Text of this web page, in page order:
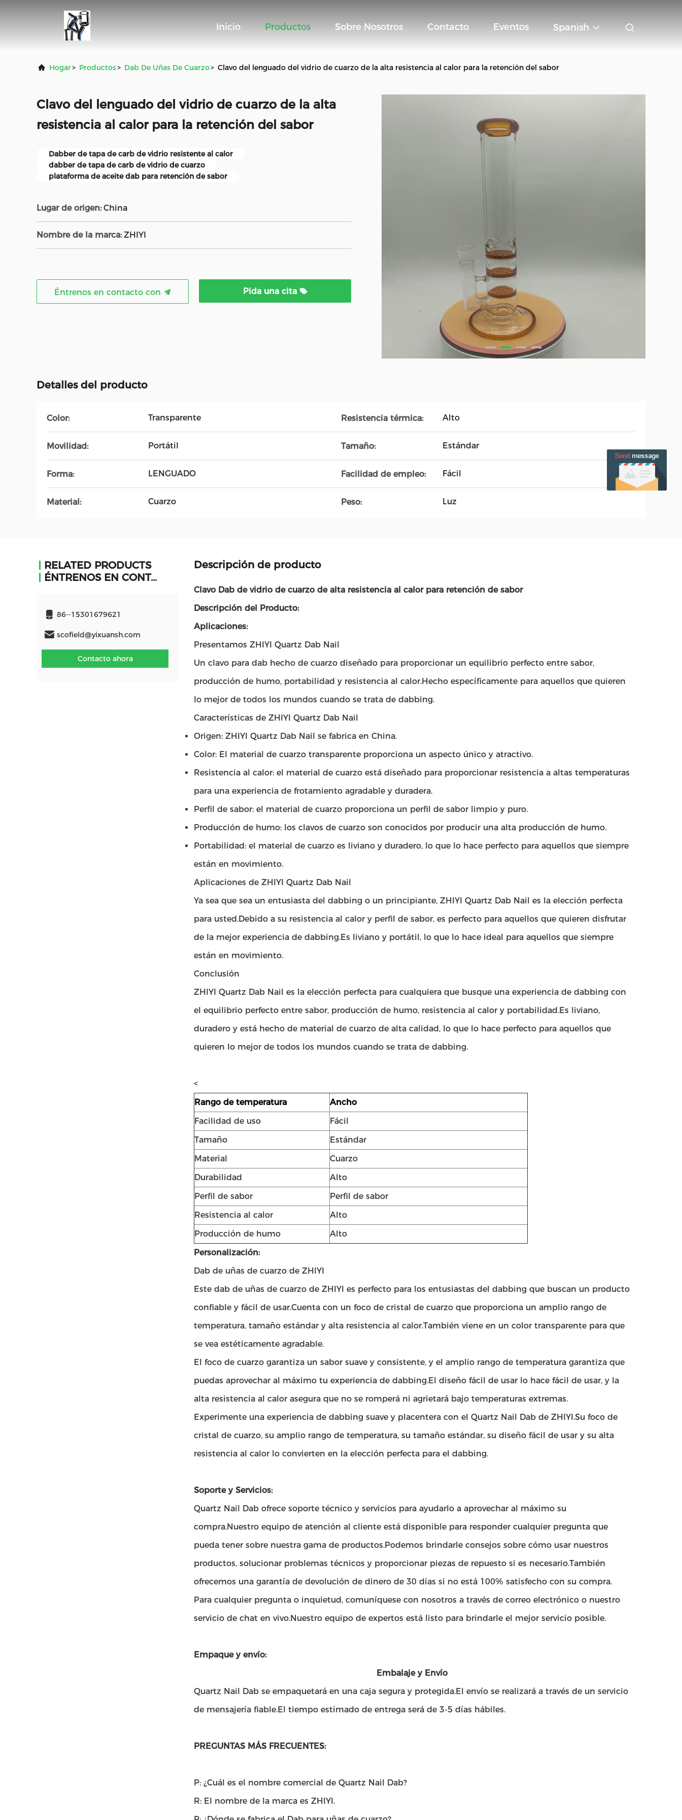
Inicio Productos Sobre Nosotros Contacto Eventos Spanish
Hogar> Productos> Dab De Uñas De Cuarzo> Clavo del lenguado del vidrio de cuarzo de la alta resistencia al calor para la retención del sabor
Clavo del lenguado del vidrio de cuarzo de la alta
resistencia al calor para la retención del sabor
Dabber de tapa de carb de vidrio resistente al calor
dabber de tapa de carb de vidrio de cuarzo
plataforma de aceite dab para retención de sabor
Lugar de origen: China
Nombre de la marca: ZHIYI
Éntrenos en contacto con Pida una cita
Detalles del producto
Color: Transparente Resistencia térmica: Alto
Movilidad: Portátil Tamaño: Estándar
Forma: LENGUADO Facilidad de empleo: Fácil
Material: Cuarzo Peso: Luz
RELATED PRODUCTS
ÉNTRENOS EN CONTACTO CON
86--15301679621
scofield@yixuansh.com
Contacto ahora
Descripción de producto
Clavo Dab de vidrio de cuarzo de alta resistencia al calor para retención de sabor
Descripción del Producto:
Aplicaciones:
Presentamos ZHIYI Quartz Dab Nail
Un clavo para dab hecho de cuarzo diseñado para proporcionar un equilibrio perfecto entre sabor,
producción de humo, portabilidad y resistencia al calor.Hecho específicamente para aquellos que quieren
lo mejor de todos los mundos cuando se trata de dabbing.
Características de ZHIYI Quartz Dab Nail
Origen: ZHIYI Quartz Dab Nail se fabrica en China.
Color: El material de cuarzo transparente proporciona un aspecto único y atractivo.
Resistencia al calor: el material de cuarzo está diseñado para proporcionar resistencia a altas temperaturas
para una experiencia de frotamiento agradable y duradera.
Perfil de sabor: el material de cuarzo proporciona un perfil de sabor limpio y puro.
Producción de humo: los clavos de cuarzo son conocidos por producir una alta producción de humo.
Portabilidad: el material de cuarzo es liviano y duradero, lo que lo hace perfecto para aquellos que siempre
están en movimiento.
Aplicaciones de ZHIYI Quartz Dab Nail
Ya sea que sea un entusiasta del dabbing o un principiante, ZHIYI Quartz Dab Nail es la elección perfecta
para usted.Debido a su resistencia al calor y perfil de sabor, es perfecto para aquellos que quieren disfrutar
de la mejor experiencia de dabbing.Es liviano y portátil, lo que lo hace ideal para aquellos que siempre
están en movimiento.
Conclusión
ZHIYI Quartz Dab Nail es la elección perfecta para cualquiera que busque una experiencia de dabbing con
el equilibrio perfecto entre sabor, producción de humo, resistencia al calor y portabilidad.Es liviano,
duradero y está hecho de material de cuarzo de alta calidad, lo que lo hace perfecto para aquellos que
quieren lo mejor de todos los mundos cuando se trata de dabbing.
<
Rango de temperatura
Ancho
Facilidad de uso
Fácil
Tamaño
Estándar
Material
Cuarzo
Durabilidad
Alto
Perfil de sabor
Perfil de sabor
Resistencia al calor
Alto
Producción de humo
Alto
Personalización:
Dab de uñas de cuarzo de ZHIYI
Este dab de uñas de cuarzo de ZHIYI es perfecto para los entusiastas del dabbing que buscan un producto
confiable y fácil de usar.Cuenta con un foco de cristal de cuarzo que proporciona un amplio rango de
temperatura, tamaño estándar y alta resistencia al calor.También viene en un color transparente para que
se vea estéticamente agradable.
El foco de cuarzo garantiza un sabor suave y consistente, y el amplio rango de temperatura garantiza que
puedas aprovechar al máximo tu experiencia de dabbing.El diseño fácil de usar lo hace fácil de usar, y la
alta resistencia al calor asegura que no se romperá ni agrietará bajo temperaturas extremas.
Experimente una experiencia de dabbing suave y placentera con el Quartz Nail Dab de ZHIYI.Su foco de
cristal de cuarzo, su amplio rango de temperatura, su tamaño estándar, su diseño fácil de usar y su alta
resistencia al calor lo convierten en la elección perfecta para el dabbing.
Soporte y Servicios:
Quartz Nail Dab ofrece soporte técnico y servicios para ayudarlo a aprovechar al máximo su
compra.Nuestro equipo de atención al cliente está disponible para responder cualquier pregunta que
pueda tener sobre nuestra gama de productos.Podemos brindarle consejos sobre cómo usar nuestros
productos, solucionar problemas técnicos y proporcionar piezas de repuesto si es necesario.También
ofrecemos una garantía de devolución de dinero de 30 días si no está 100% satisfecho con su compra.
Para cualquier pregunta o inquietud, comuníquese con nosotros a través de correo electrónico o nuestro
servicio de chat en vivo.Nuestro equipo de expertos está listo para brindarle el mejor servicio posible.
Empaque y envío:
Embalaje y Envío
Quartz Nail Dab se empaquetará en una caja segura y protegida.El envío se realizará a través de un servicio
de mensajería fiable.El tiempo estimado de entrega será de 3-5 días hábiles.
PREGUNTAS MÁS FRECUENTES:
P: ¿Cuál es el nombre comercial de Quartz Nail Dab?
R: El nombre de la marca es ZHIYI.